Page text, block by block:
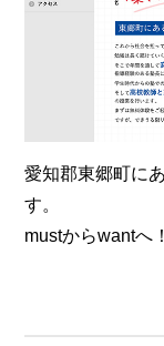
愛知郡東郷町に
す。
mustからwantへ！